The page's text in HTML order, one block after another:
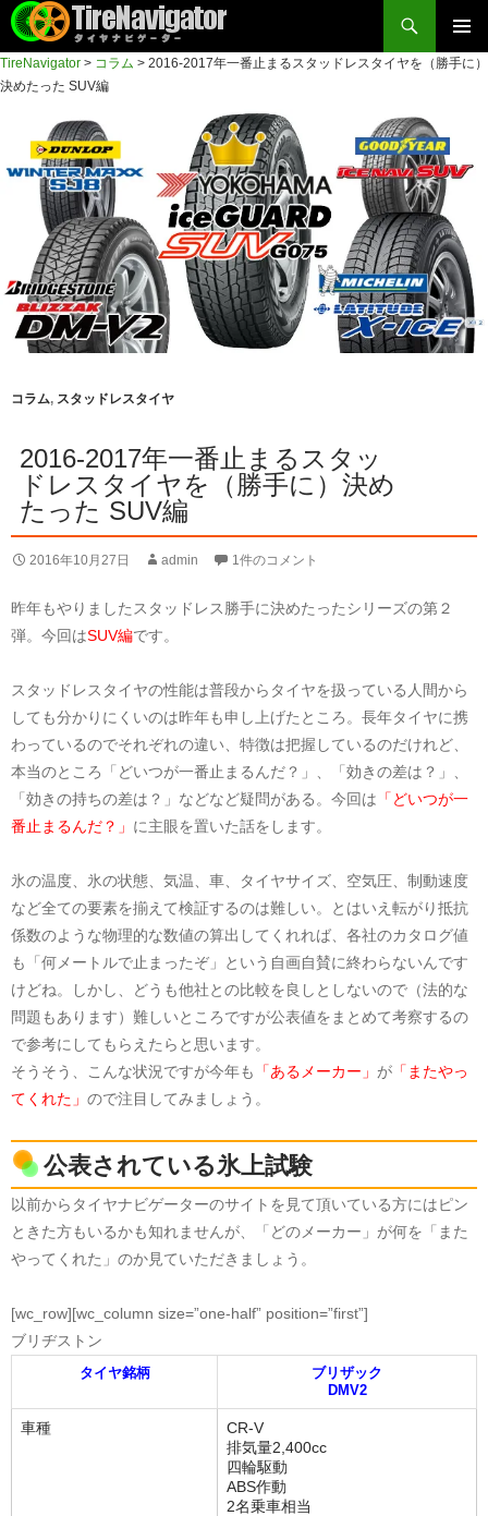
TireNavigator
検
索
メイン
コ
ン
へ
プ
TireNavigator > コラム > 2016-2017年一番止まるスタッドレスタイヤを（勝手に）
決めたった SUV編
コラム, スタッドレスタイヤ
2016-2017年一番止まるスタッ
ドレスタイヤを（勝手に）決め
たった SUV編
2016年10月27日 admin 1件のコメント
昨年もやりましたスタッドレス勝手に決めたったシリーズの第２
弾。今回はSUV編です。
スタッドレスタイヤの性能は普段からタイヤを扱っている人間から
しても分かりにくいのは昨年も申し上げたところ。長年タイヤに携
わっているのでそれぞれの違い、特徴は把握しているのだけれど、
本当のところ「どいつが一番止まるんだ？」、「効きの差は？」、
「効きの持ちの差は？」などなど疑問がある。今回は 「どいつが一
番止まるんだ？」 に主眼を置いた話をします。
氷の温度、氷の状態、気温、車、タイヤサイズ、空気圧、制動速度
など全ての要素を揃えて検証するのは難しい。とはいえ転がり抵抗
係数のような物理的な数値の算出してくれれば、各社のカタログ値
も「何メートルで止まったぞ」という自画自賛に終わらないんです
けどね。しかし、どうも他社との比較を良しとしないので（法的な
問題もあります）難しいところですが公表値をまとめて考察するの
で参考にしてもらえたらと思います。
そうそう、こんな状況ですが今年も
「あるメーカー」 が 「またやっ
てくれた」 ので注目してみましょう。
公表されている氷上試験
以前からタイヤナビゲーターのサイトを見て頂いている方にはピン
ときた方もいるかも知れませんが、「どのメーカー」が何を「また
やってくれた」のか見ていただきましょう。
[wc_row][wc_column size=”one-half” position=”first”]
ブリヂストン
タイヤ銘柄
ブリザック
DMV2
車種
CR-V
排気量2,400cc
四輪駆動
ABS作動
2名乗車相当